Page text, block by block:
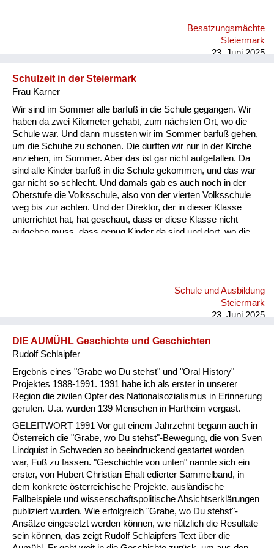
Besatzungsmächte
Steiermark
23. Juni 2025
Schulzeit in der Steiermark
Frau Karner
Wir sind im Sommer alle barfuß in die Schule gegangen. Wir
haben da zwei Kilometer gehabt, zum nächsten Ort, wo die
Schule war. Und dann mussten wir im Sommer barfuß gehen,
um die Schuhe zu schonen. Die durften wir nur in der Kirche
anziehen, im Sommer. Aber das ist gar nicht aufgefallen. Da
sind alle Kinder barfuß in die Schule gekommen, und das war
gar nicht so schlecht. Und damals gab es auch noch in der
Oberstufe die Volksschule, also von der vierten Volksschule
weg bis zur achten. Und der Direktor, der in dieser Klasse
unterrichtet hat, hat geschaut, dass er diese Klasse nicht
aufgeben muss, dass genug Kinder da sind und dort, wo die
sich aber geweigert. Er hat geschaut, dass wir dann in die
Hauptschule kommen. Die war dann sieben Kilometer...
Schule und Ausbildung
Steiermark
23. Juni 2025
DIE AUMÜHL Geschichte und Geschichten
Rudolf Schlaipfer
Ergebnis eines "Grabe wo Du stehst" und "Oral History"
Projektes 1988-1991. 1991 habe ich als erster in unserer
Region die zivilen Opfer des Nationalsozialismus in Erinnerung
gerufen. U.a. wurden 139 Menschen in Hartheim vergast.
GELEITWORT 1991 Vor gut einem Jahrzehnt begann auch in
Österreich die "Grabe, wo Du stehst"-Bewegung, die von Sven
Lindquist in Schweden so beeindruckend gestartet worden
war, Fuß zu fassen. "Geschichte von unten" nannte sich ein
erster, von Hubert Christian Ehalt edierter Sammelband, in
dem konkrete österreichische Projekte, ausländische
Fallbeispiele und wissenschaftspolitische Absichtserklärungen
publiziert wurden. Wie erfolgreich "Grabe, wo Du stehst"-
Ansätze eingesetzt werden können, wie nützlich die Resultate
sein können, das zeigt Rudolf Schlaipfers Text über die